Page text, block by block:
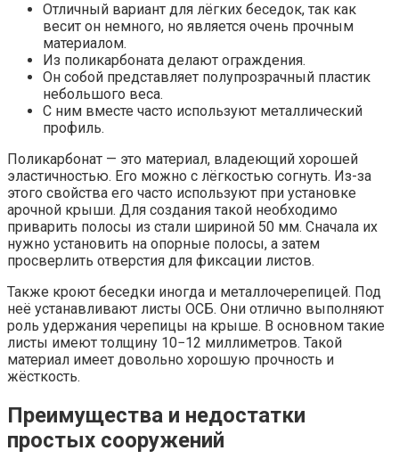
Отличный вариант для лёгких беседок, так как
весит он немного, но является очень прочным
материалом.
Из поликарбоната делают ограждения.
Он собой представляет полупрозрачный пластик
небольшого веса.
С ним вместе часто используют металлический
профиль.
Поликарбонат — это материал, владеющий хорошей
эластичностью. Его можно с лёгкостью согнуть. Из-за
этого свойства его часто используют при установке
арочной крыши. Для создания такой необходимо
приварить полосы из стали шириной 50 мм. Сначала их
нужно установить на опорные полосы, а затем
просверлить отверстия для фиксации листов.
Также кроют беседки иногда и металлочерепицей. Под
неё устанавливают листы ОСБ. Они отлично выполняют
роль удержания черепицы на крыше. В основном такие
листы имеют толщину 10−12 миллиметров. Такой
материал имеет довольно хорошую прочность и
жёсткость.
Преимущества и недостатки
простых сооружений